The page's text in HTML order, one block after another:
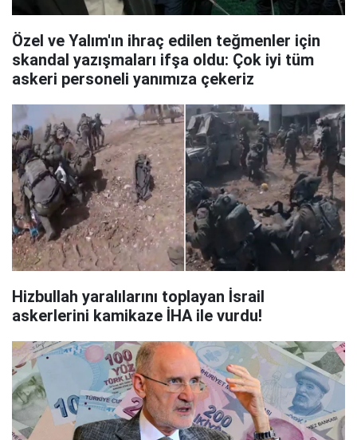
Özel ve Yalım'ın ihraç edilen teğmenler için
skandal yazışmaları ifşa oldu: Çok iyi tüm
askeri personeli yanımıza çekeriz
Hizbullah yaralılarını toplayan İsrail
askerlerini kamikaze İHA ile vurdu!